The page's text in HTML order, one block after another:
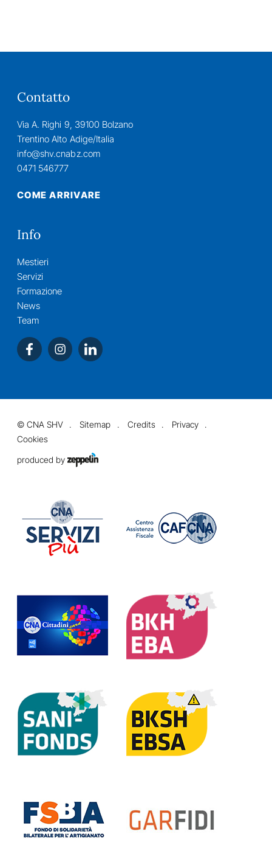
Contatto
Via A. Righi 9, 39100 Bolzano
Trentino Alto Adige/Italia
info@shv.cnabz.com
0471 546777
COME ARRIVARE
Info
Mestieri
Servizi
Formazione
News
Team
©CNA SHV Sitemap Credits
Privacy
Cookies
produced by